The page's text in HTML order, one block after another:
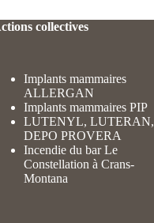
collectives
Implants mammaires
ALLERGAN
Implants mammaires PIP
LUTENYL, LUTERAN,
DEPO PROVERA
Incendie du bar Le
Constellation à Crans-
Montana